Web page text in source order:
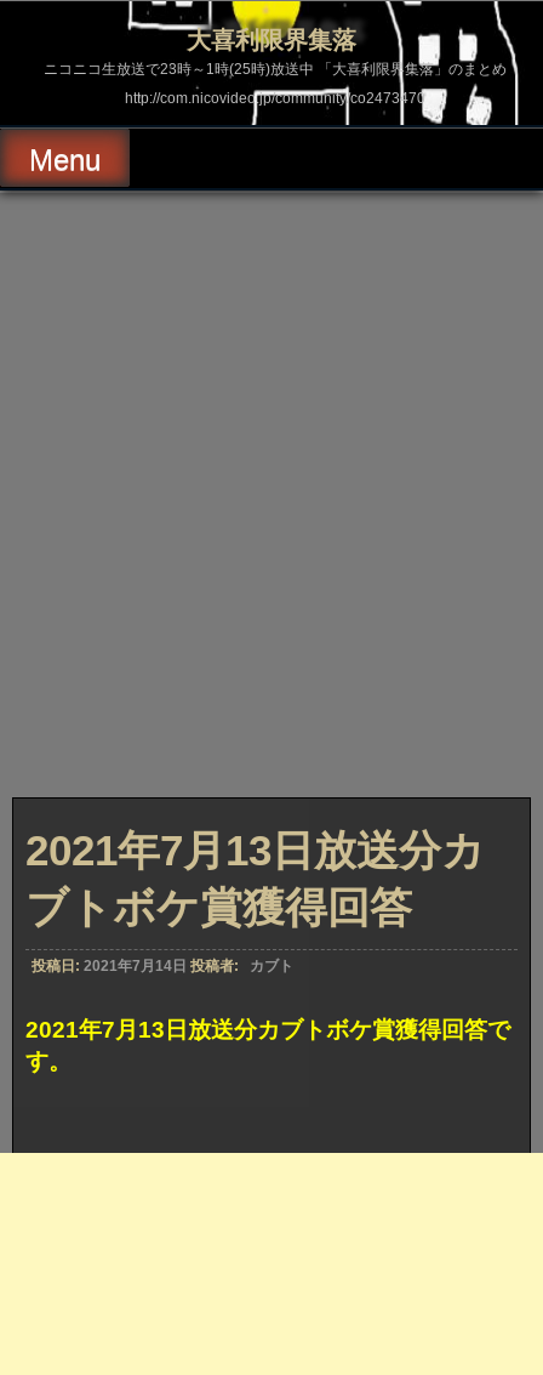
ス
ッ
プ
大喜利限界集落
ニコニコ生放送で23時～1時(25時)放送中 「大喜利限界集落」のまとめ
http://com.nicovideo.jp/community/co2473470
Menu
2021年7月13日放送分カ
ブトボケ賞獲得回答
投稿日: 2021年7月14日 投稿者: カブト
2021年7月13日放送分カブトボケ賞獲得回答で
す。